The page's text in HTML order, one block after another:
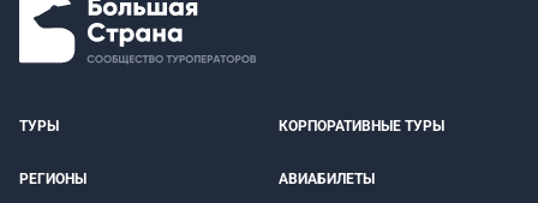
ТУРЫ КОРПОРАТИВНЫЕ ТУРЫ
РЕГИОНЫ АВИАБИЛЕТЫ